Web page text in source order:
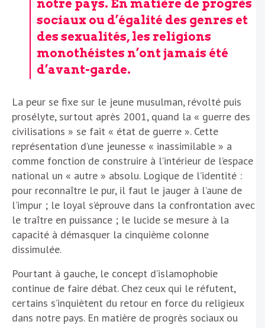
notre pays. En matière de progrès
sociaux ou d’égalité des genres et
des sexualités, les religions
monothéistes n’ont jamais été
d’avant-garde.
La peur se fixe sur le jeune musulman, révolté puis
prosélyte, surtout après 2001, quand la « guerre des
civilisations » se fait « état de guerre ». Cette
représentation d’une jeunesse « inassimilable » a
comme fonction de construire à l’intérieur de l’espace
national un « autre » absolu. Logique de l’identité :
pour reconnaître le pur, il faut le jauger à l’aune de
l’impur ; le loyal s’éprouve dans la confrontation avec
le traître en puissance ; le lucide se mesure à la
capacité à démasquer la cinquième colonne
dissimulée.
Pourtant à gauche, le concept d’islamophobie
continue de faire débat. Chez ceux qui le réfutent,
certains s’inquiètent du retour en force du religieux
dans notre pays. En matière de progrès sociaux ou